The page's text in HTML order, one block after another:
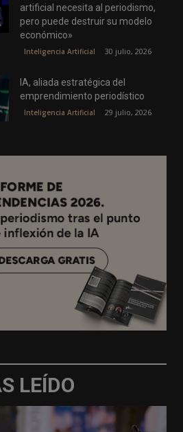
artificial necesita al periodismo,
pero puede destruir su modelo
económico»
Inteligencia Artificial 30 julio, 2026
IA, aliada estratégica del
emprendimiento periodístico
Inteligencia Artificial 29 julio, 2026
LEÍDO